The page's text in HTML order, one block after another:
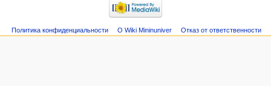
Политика конфиденциальности О Wiki Mininuniver Отказ от ответственности